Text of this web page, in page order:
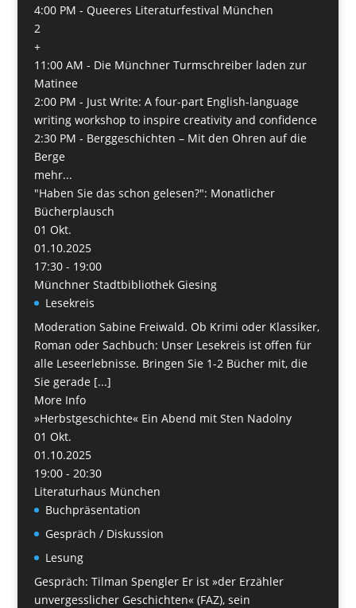
4:00 PM - Queeres Literaturfestival München
2
+
11:00 AM - Die Münchner Turmschreiber laden zur
Matinee
2:00 PM - Just Write: A four-part English-language
writing workshop to inspire creativity and confidence
2:30 PM - Berggeschichten – Mit den Ohren auf die
Berge
mehr...
"Haben Sie das schon gelesen?": Monatlicher
Bücherplausch
01 Okt.
01.10.2025
17:30 - 19:00
Münchner Stadtbibliothek Giesing
Lesekreis
Moderation Sabine Freiwald. Ob Krimi oder Klassiker,
Roman oder Sachbuch: Unser Lesekreis ist offen für
alle Leseerlebnisse. Bringen Sie 1-2 Bücher mit, die
Sie gerade [...]
More Info
»Herbstgeschichte« Ein Abend mit Sten Nadolny
01 Okt.
01.10.2025
19:00 - 20:30
Literaturhaus München
Buchpräsentation
Gespräch / Diskussion
Lesung
Gespräch: Tilman Spengler Er ist »der Erzähler
unvergesslicher Geschichten« (FAZ), sein